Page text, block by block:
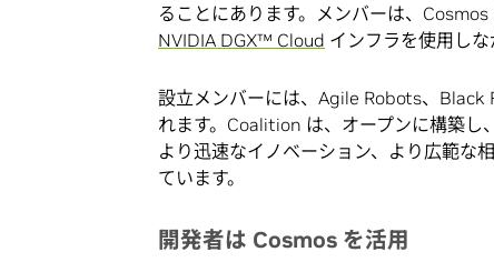
ることにあります。メンバーは、
NVIDIA DGX™ Cloud インフラを使用しな
設立メンバーには、Agile Robots、
れます。Coalition は、オープンに構築し
より迅速なイノベーション、より広範な
ています。
開発者は Cosmos を活用